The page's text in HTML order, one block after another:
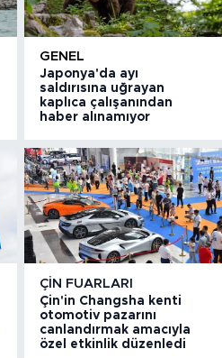
GENEL
Japonya'da ayı
saldırısına uğrayan
kaplıca çalışanından
haber alınamıyor
ÇIN FUARLARI
Çin'in Changsha kenti
otomotiv pazarını
canlandırmak amacıyla
özel etkinlik düzenledi